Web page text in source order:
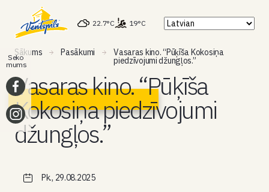
22.7°C 19°C
Sākums Pasākumi Vasaras kino. “Pūķīša Kokosiņa
piedzīvojumi džungļos.”
Vasaras kino. “Pūķīša
Kokosiņa piedzīvojumi
džungļos.”
Pk., 29.08.2025
Seko
mums